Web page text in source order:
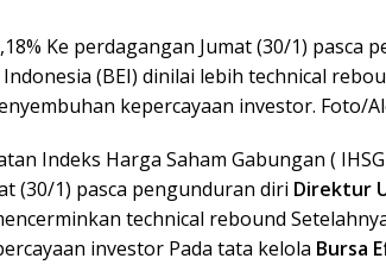
Ke perdagangan Jumat (30/1)
(BEI) dinilai lebih technical
kepercayaan investor. Foto/
Indeks Harga Saham Gabungan (
(30/1) pasca pengunduran diri Direktur
technical rebound
investor Pada tata kelola Bursa